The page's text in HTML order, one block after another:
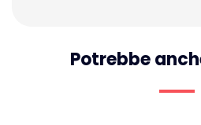
Potrebbe